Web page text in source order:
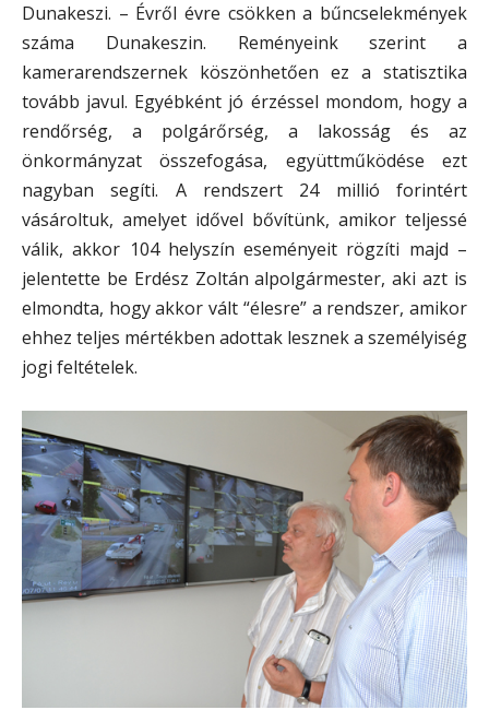
Dunakeszi. – Évről évre csökken a bűncselekmények
száma Dunakeszin. Reményeink szerint a
kamerarendszernek köszönhetően ez a statisztika
tovább javul. Egyébként jó érzéssel mondom, hogy a
rendőrség, a polgárőrség, a lakosság és az
önkormányzat összefogása, együttműködése ezt
nagyban segíti. A rendszert 24 millió forintért
vásároltuk, amelyet idővel bővítünk, amikor teljessé
válik, akkor 104 helyszín eseményeit rögzíti majd –
jelentette be Erdész Zoltán alpolgármester, aki azt is
elmondta, hogy akkor vált “élesre” a rendszer, amikor
ehhez teljes mértékben adottak lesznek a személyiség
jogi feltételek.